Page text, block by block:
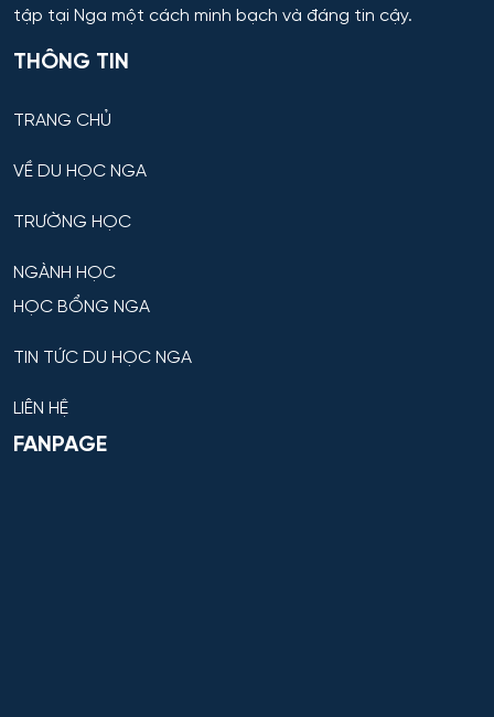
tập tại Nga một cách minh bạch và đáng tin cậy.
THÔNG TIN
TRANG CHỦ
VỀ DU HỌC NGA
TRƯỜNG HỌC
NGÀNH HỌC
HỌC BỔNG NGA
TIN TỨC DU HỌC NGA
LIÊN HỆ
FANPAGE